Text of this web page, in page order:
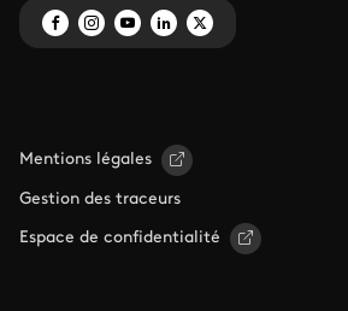
Mentions légales
Gestion des traceurs
Espace de confidentialité